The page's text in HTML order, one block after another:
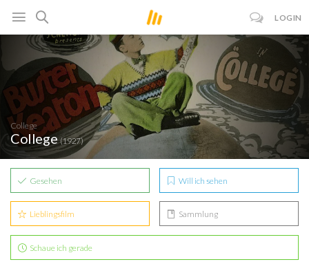
LOGIN
College
College(1927)
Gesehen Will ich sehen
Lieblingsfilm Sammlung
Schaue ich gerade